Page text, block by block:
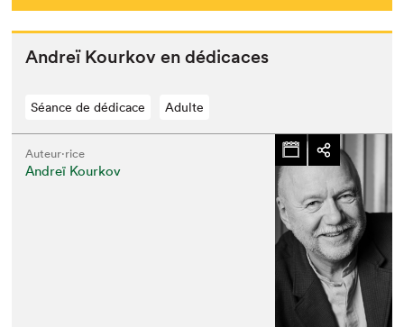
Andreï Kourkov en dédicaces
Séance de dédicace Adulte
Auteur·rice
Andreï Kourkov